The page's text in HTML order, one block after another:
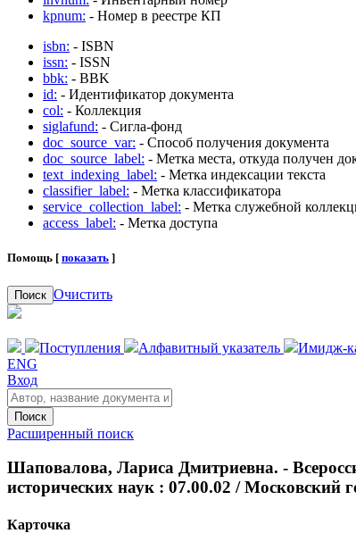
kpnum: - Номер в реестре КП
isbn: - ISBN
issn: - ISSN
bbk: - BBK
id: - Идентификатор документа
col: - Коллекция
siglafund: - Сигла-фонд
doc_source_var: - Способ получения документа
doc_source_label: - Метка места, откуда получен
text_indexing_label: - Метка индексации текста
classifier_label: - Метка классификатора
service_collection_label: - Метка служебной
access_label: - Метка доступа
Помощь [ показать ]
Поиск Очистить
Поступления Алфавитный указатель Имидж-
ENG
Вход
Поиск
Расширенный поиск
Шаповалова, Лариса Дмитриевна. -
исторических наук : 07.00.02 / Московский
Карточка